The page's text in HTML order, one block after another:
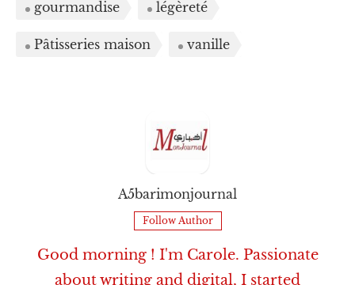
gourmandise légèreté
Pâtisseries maison vanille
A5barimonjournal
Follow Author
Good morning ! I'm Carole. Passionate
about writing and digital, I started